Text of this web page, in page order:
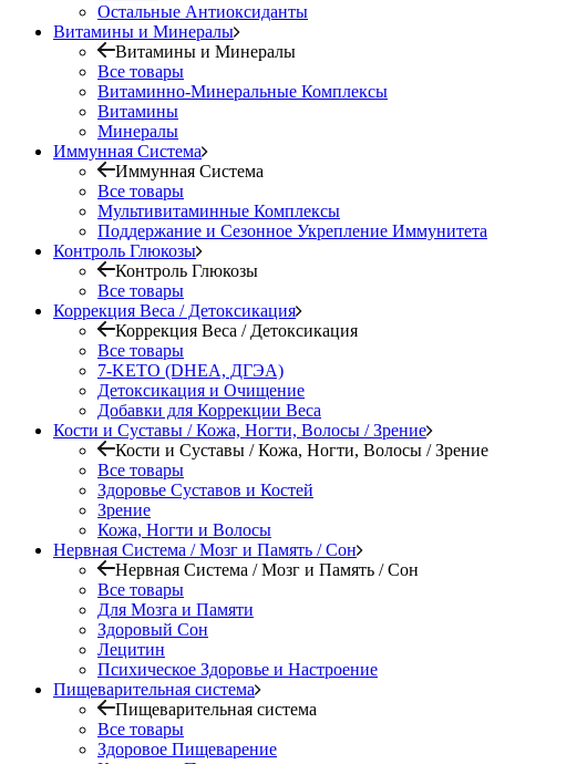
Остальные Антиоксиданты
Витамины и Минералы
Витамины и Минералы
Все товары
Витаминно-Минеральные Комплексы
Витамины
Минералы
Иммунная Система
Иммунная Система
Все товары
Мультивитаминные Комплексы
Поддержание и Сезонное Укрепление Иммунитета
Контроль Глюкозы
Контроль Глюкозы
Все товары
Коррекция Веса / Детоксикация
Коррекция Веса / Детоксикация
Все товары
7-KETO (DHEA, ДГЭА)
Детоксикация и Очищение
Добавки для Коррекции Веса
Кости и Суставы / Кожа, Ногти, Волосы / Зрение
Кости и Суставы / Кожа, Ногти, Волосы / Зрение
Все товары
Здоровье Суставов и Костей
Зрение
Кожа, Ногти и Волосы
Нервная Система / Мозг и Память / Сон
Нервная Система / Мозг и Память / Сон
Все товары
Для Мозга и Памяти
Здоровый Сон
Лецитин
Психическое Здоровье и Настроение
Пищеварительная система
Пищеварительная система
Все товары
Здоровое Пищеварение